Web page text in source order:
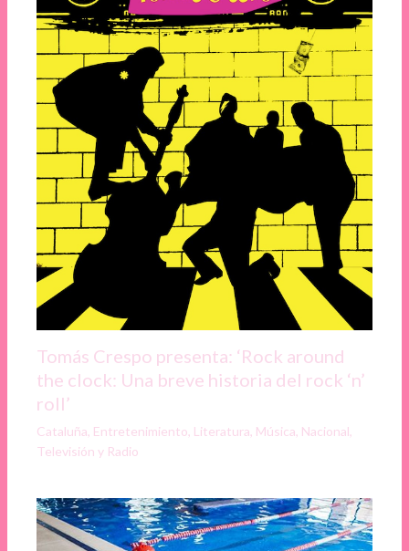
Tomás Crespo presenta: ‘Rock around
the clock: Una breve historia del rock ‘n’
roll’
Cataluña, Entretenimiento, Literatura, Música, Nacional,
Televisión y Radio